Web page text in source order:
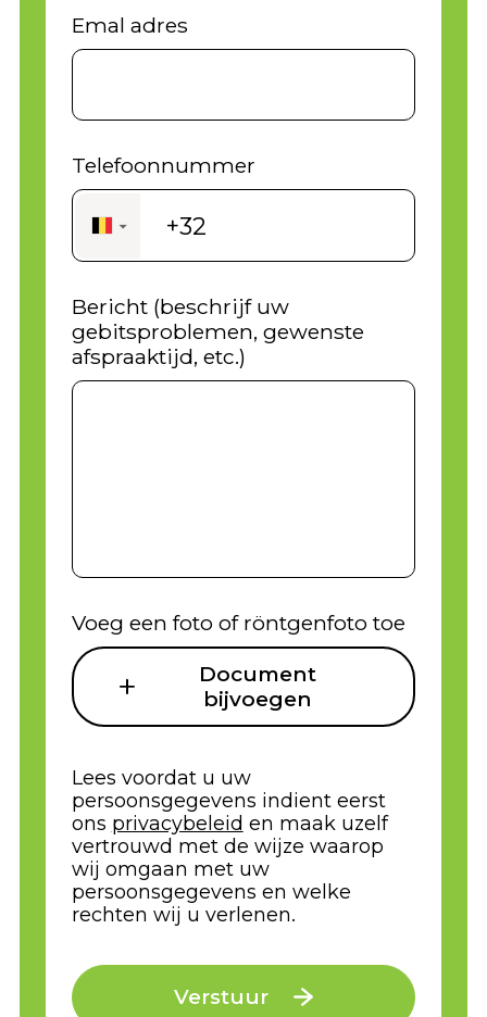
Emal adres
Telefoonnummer
▼ +32
Bericht (beschrijf uw
gebitsproblemen, gewenste
afspraaktijd, etc.)
Voeg een foto of röntgenfoto toe
Document
bijvoegen
Lees voordat u uw
persoonsgegevens indient eerst
ons privacybeleid en maak uzelf
vertrouwd met de wijze waarop
wij omgaan met uw
persoonsgegevens en welke
rechten wij u verlenen.
Verstuur